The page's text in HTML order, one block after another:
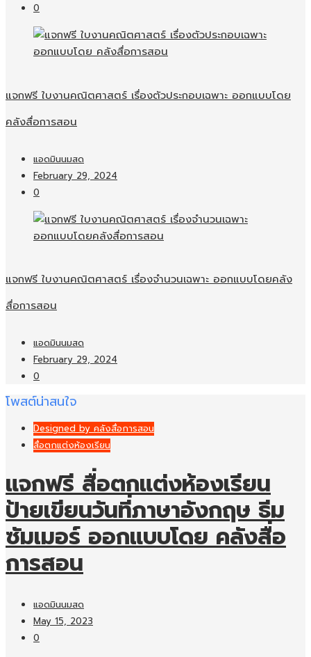
0
แจกฟรี ใบงานคณิตศาสตร์ เรื่องตัวประกอบเฉพาะ ออกแบบโดย
คลังสื่อการสอน
แอดมินนมสด
February 29, 2024
0
แจกฟรี ใบงานคณิตศาสตร์ เรื่องจำนวนเฉพาะ ออกแบบโดยคลัง
สื่อการสอน
แอดมินนมสด
February 29, 2024
0
โพสต์น่าสนใจ
Designed by คลังสื่อการสอน
สื่อตกแต่งห้องเรียน
แจกฟรี สื่อตกแต่งห้องเรียน
ป้ายเขียนวันที่ภาษาอังกฤษ ธีม
ซัมเมอร์ ออกแบบโดย คลังสื่อ
การสอน
แอดมินนมสด
May 15, 2023
0